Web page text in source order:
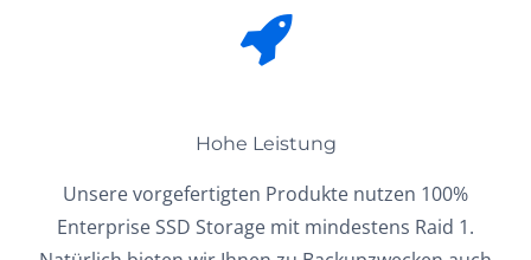
Hohe Leistung
Unsere vorgefertigten Produkte nutzen 100%
Enterprise SSD Storage mit mindestens Raid 1.